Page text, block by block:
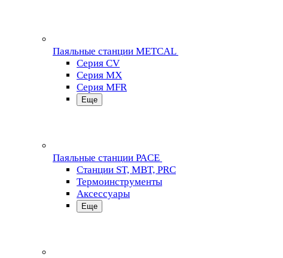
Паяльные станции METCAL
Серия CV
Серия MX
Серия MFR
Еще
Паяльные станции PACE
Станции ST, MBT, PRC
Термоинструменты
Аксессуары
Еще